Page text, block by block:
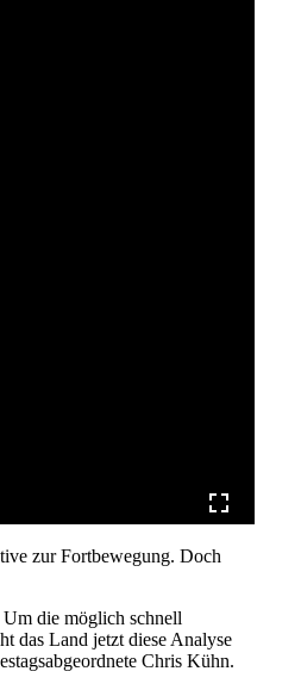
zur Fortbewegung. Doch
die möglich schnell
das Land jetzt diese Analyse
Chris Kühn.